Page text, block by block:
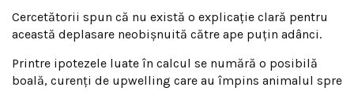
Cercetătorii spun că nu există o explicație clară pentru
această deplasare neobișnuită către ape puțin adânci.
Printre ipotezele luate în calcul se numără o posibilă
boală, curenți de upwelling care au împins animalul spre